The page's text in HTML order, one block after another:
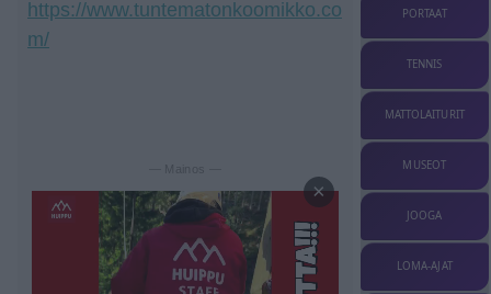
https://www.tuntematonkoomikko.co
m/
— Mainos —
×
PORTAAT
TENNIS
MATTOLAITURIT
MUSEOT
JOOGA
LOMA-AJAT